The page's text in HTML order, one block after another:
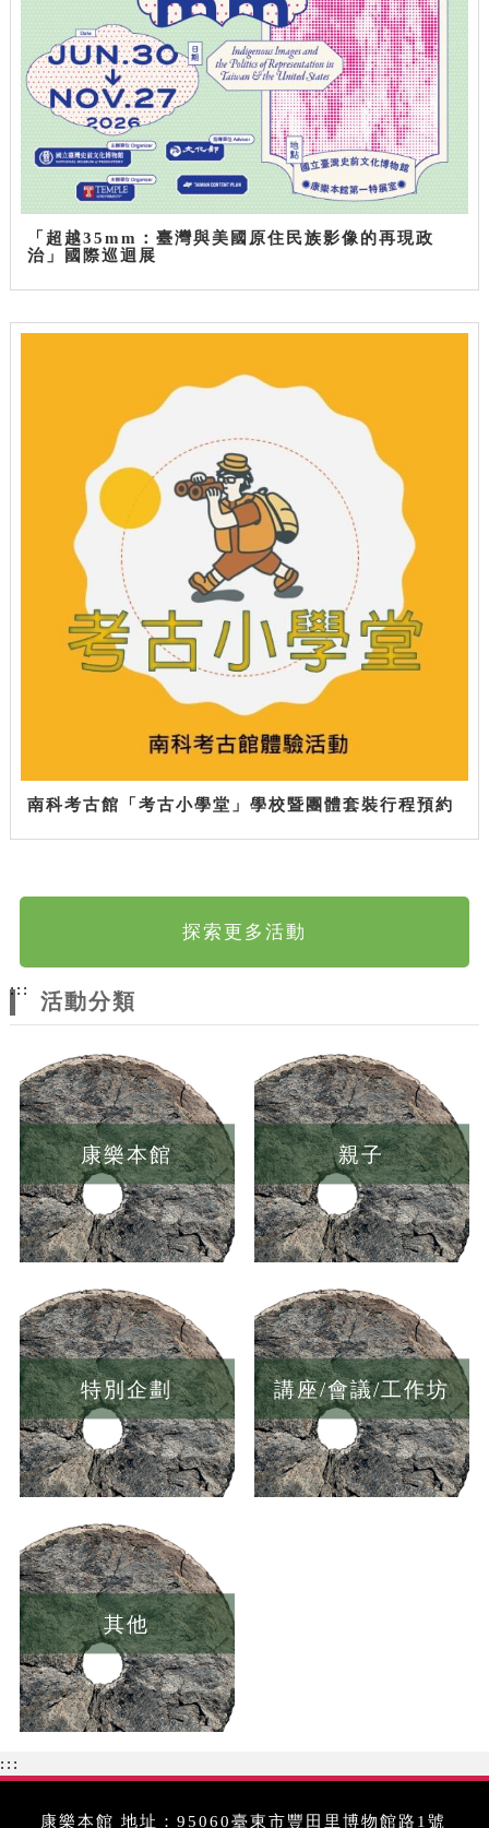
「超越35mm：臺灣與美國原住民族影像的再現政
治」國際巡迴展
南科考古館「考古小學堂」學校暨團體套裝行程預約
探索更多活動
:::
活動分類
康樂本館 親子
特別企劃 講座/會議/工作坊
其他
:::
康樂本館 地址：95060臺東市豐田里博物館路1號